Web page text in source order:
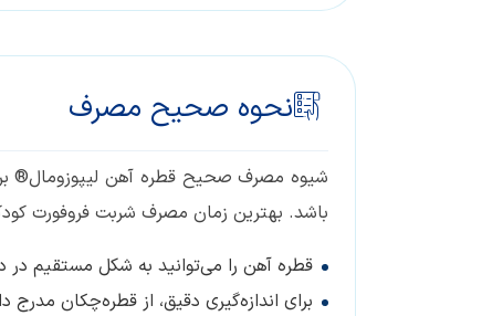
نحوه صحیح مصرف
شیوه مصرف صحیح قطره آهن لیپوزومال®
باشد. بهترین زمان مصرف شربت فروفورت
قطره آهن را می‌توانید به شکل مستقیم
برای اندازه‌گیری دقیق، از قطره‌چکان